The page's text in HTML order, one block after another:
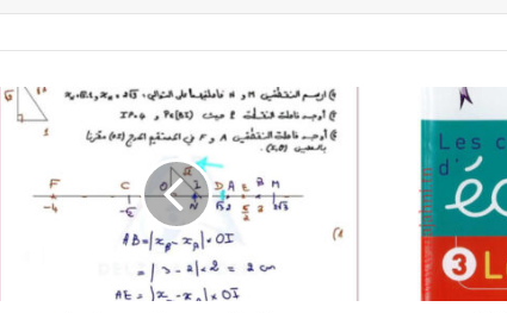
تمرين
مع
الاصلاح:
درس
التعيين
في
المستوي